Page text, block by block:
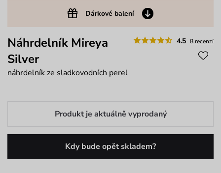
Dárkové balení
4.5 8 recenzí
Náhrdelník Mireya
Silver
náhrdelník ze sladkovodních perel
Produkt je aktuálně vyprodaný
Kdy bude opět skladem?